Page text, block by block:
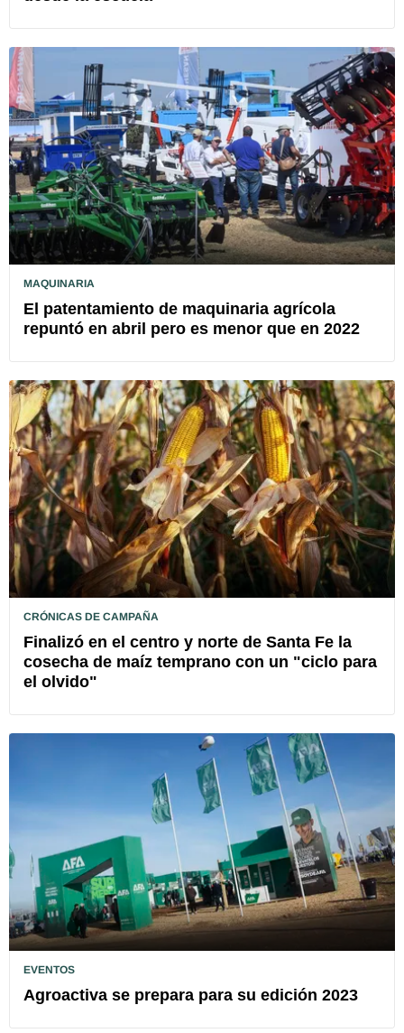
MAQUINARIA
El patentamiento de maquinaria agrícola
repuntó en abril pero es menor que en 2022
CRÓNICAS DE CAMPAÑA
Finalizó en el centro y norte de Santa Fe la
cosecha de maíz temprano con un "ciclo para
el olvido"
EVENTOS
Agroactiva se prepara para su edición 2023